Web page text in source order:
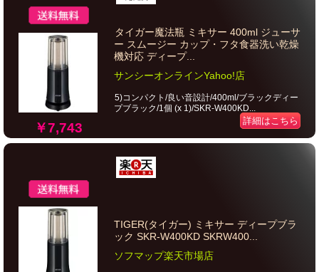
￥7,743
タイガー魔法瓶 ミキサー 400ml ジューサ
ー スムージー カップ・フタ食器洗い乾燥
機対応 ディープ...
サンシーオンラインYahoo!店
5)コンパクト/良い音設計/400ml/ブラックディー
プブラック/1個 (x 1)/SKR-W400KD...
詳細はこちら
TIGER(タイガー) ミキサー ディープブラ
ック SKR-W400KD SKRW400...
ソフマップ楽天市場店